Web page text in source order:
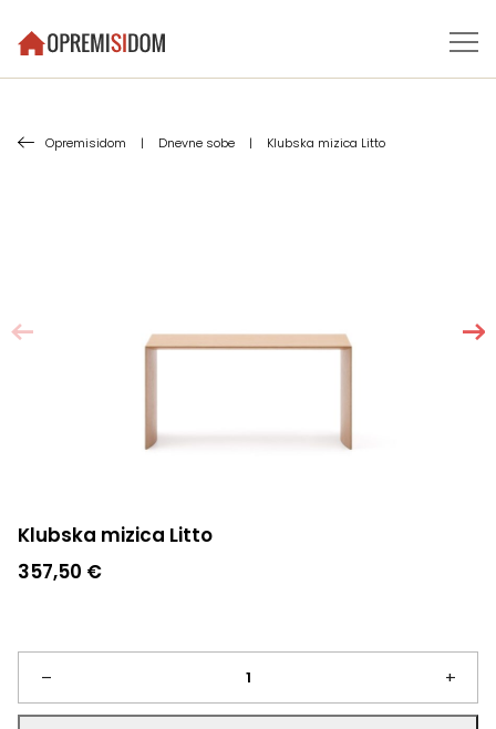
Opremisidom | Dnevne sobe | Klubska mizica Litto
Klubska mizica Litto
357,50 €
–
Klubska
mizica
+